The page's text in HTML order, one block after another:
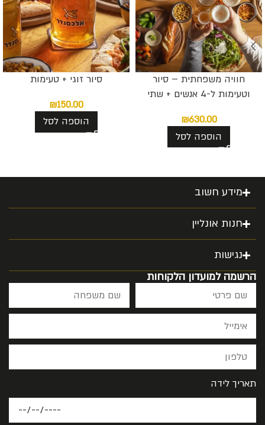
חוויה משפחתית – סיור
וטעימות ל-4 אנשים + שתי
₪630.00
הוספה לסל
סיור זוגי + טעימות
₪150.00
הוספה לסל
מידע חשוב
חנות אונליין
נגישות
הרשמה למועדון הלקוחות
תאריך לידה